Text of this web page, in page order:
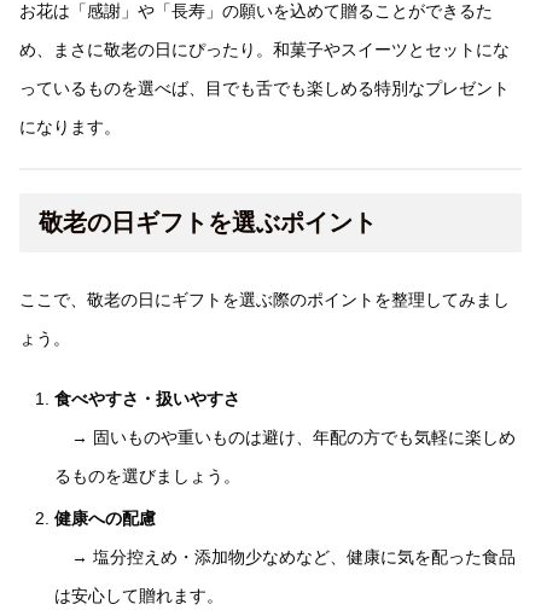
お花は「感謝」や「長寿」の願いを込めて贈ることができるた
め、まさに敬老の日にぴったり。和菓子やスイーツとセットにな
っているものを選べば、目でも舌でも楽しめる特別なプレゼント
になります。
敬老の日ギフトを選ぶポイント
ここで、敬老の日にギフトを選ぶ際のポイントを整理してみまし
ょう。
食べやすさ・扱いやすさ
→ 固いものや重いものは避け、年配の方でも気軽に楽しめ
るものを選びましょう。
健康への配慮
→ 塩分控えめ・添加物少なめなど、健康に気を配った食品
は安心して贈れます。